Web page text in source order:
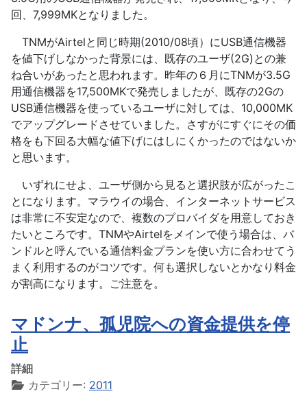
回、7,999MKとなりました。
TNMがAirtelと同じ時期(2010/08頃）にUSB通信機器
を値下げしなかった背景には、既存のユーザ(2G)との兼
ね合いがあったと思われます。昨年の６月にTNMが3.5G
用通信機器を17,500MKで発売しましたが、既存の2Gの
USB通信機器を使っているユーザに対しては、10,000MK
でアップグレードさせていました。さすがにすぐにその価
格をも下回る大幅な値下げにはしにくかったのではないか
と思います。
いずれにせよ、ユーザ側から見ると選択肢が広がったこ
とになります。マラウイの場合、インターネットサービス
は非常に不安定なので、複数のプロバイダを用意しておき
たいところです。TNMやAirtelをメインで使う場合は、バ
ンドルと呼んでいる通信料金プランを使い方に合わせてう
まく利用するのがコツです。何も選択しないとかなり料金
が割高になります。ご注意を。
マドンナ、孤児院への資金提供を停
止
詳細
カテゴリー: 2011